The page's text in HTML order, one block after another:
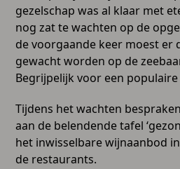
gezelschap was al klaar met
nog zat te wachten op de
de voorgaande keer moest er
gewacht worden op de
Begrijpelijk voor een
Tijdens het wachten
aan de belendende tafel
het inwisselbare wijnaanbod
de restaurants.